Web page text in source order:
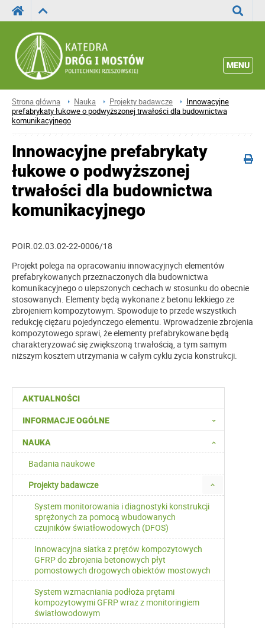
MENU
Strona główna Nauka Projekty badawcze
Innowacyjne
prefabrykaty łukowe o podwyższonej trwałości dla budownictwa
komunikacyjnego
AKTUALNOŚCI
INFORMACJE OGÓLNE
NAUKA
Badania naukowe
Projekty badawcze
System monitorowania i diagnostyki konstrukcji
sprężonych za pomocą wbudowanych
czujników światłowodowych (DFOS)
Innowacyjna siatka z prętów kompozytowych
GFRP do zbrojenia betonowych płyt
pomostowych drogowych obiektów mostowych
System wzmacniania podłoża prętami
kompozytowymi GFRP wraz z monitoringiem
światłowodowym
Innowacyjne prefabrykaty
łukowe o podwyższonej
trwałości dla budownictwa
komunikacyjnego
POIR.02.03.02-22-0006/18
Projekt polega na opracowaniu innowacyjnych elementów
prefabrykowanych przeznaczonych dla budownictwa
komunikacyjnego o ulepszonych cechach w stosunku do obecnie
stosowanych. Elementy będą wykonane z betonu lekkiego ze
zbrojeniem kompozytowym. Spowoduje to przede wszystkich
redukcję ciężaru pojedynczego elementu. Wprowadzenie zbrojenia
kompozytowego sprawi, że elementy prefabrykowane będą
charakteryzować się zwiększoną trwałością, a tym samym
niższym kosztem utrzymania w całym cyklu życia konstrukcji.